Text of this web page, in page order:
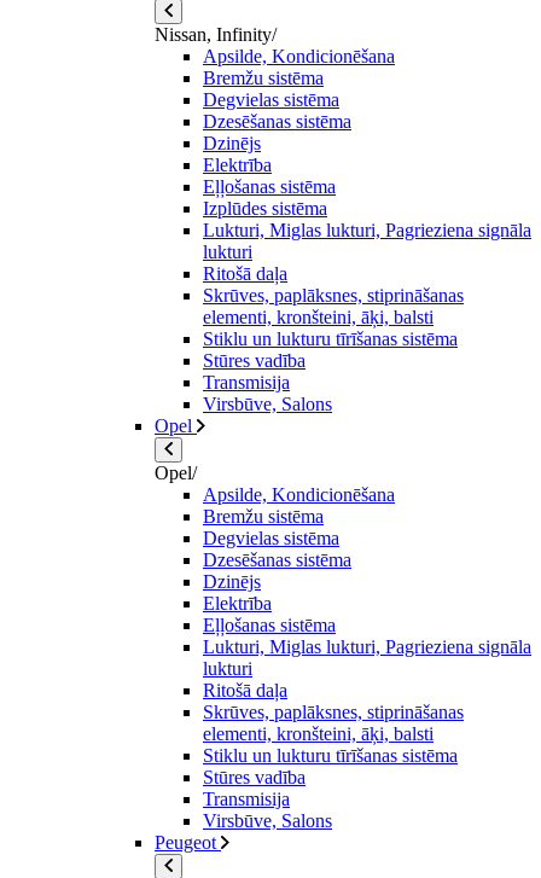
Nissan, Infinity/
Apsilde, Kondicionēšana
Bremžu sistēma
Degvielas sistēma
Dzesēšanas sistēma
Dzinējs
Elektrība
Eļļošanas sistēma
Izplūdes sistēma
Lukturi, Miglas lukturi, Pagrieziena signāla
lukturi
Ritošā daļa
Skrūves, paplāksnes, stiprināšanas
elementi, kronšteini, āķi, balsti
Stiklu un lukturu tīrīšanas sistēma
Stūres vadība
Transmisija
Virsbūve, Salons
Opel
Opel/
Apsilde, Kondicionēšana
Bremžu sistēma
Degvielas sistēma
Dzesēšanas sistēma
Dzinējs
Elektrība
Eļļošanas sistēma
Lukturi, Miglas lukturi, Pagrieziena signāla
lukturi
Ritošā daļa
Skrūves, paplāksnes, stiprināšanas
elementi, kronšteini, āķi, balsti
Stiklu un lukturu tīrīšanas sistēma
Stūres vadība
Transmisija
Virsbūve, Salons
Peugeot